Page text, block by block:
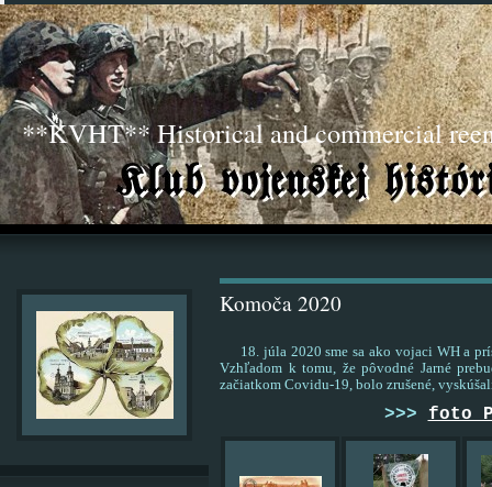
**KVHT** Historical and commercial
Komoča 2020
18. júla 2020 sme sa ako vojaci WH a
Vzhľadom k tomu, že pôvodné Jarné
začiatkom Covidu-19, bolo zrušené,
>>> foto